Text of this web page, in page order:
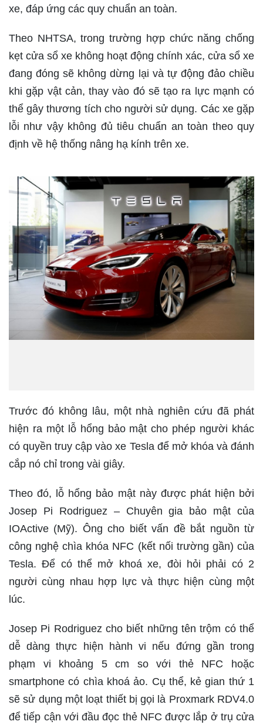
xe, đáp ứng các quy chuẩn an toàn.
Theo NHTSA, trong trường hợp chức năng chống
kẹt cửa sổ xe không hoạt động chính xác, cửa sổ xe
đang đóng sẽ không dừng lại và tự động đảo chiều
khi gặp vật cản, thay vào đó sẽ tạo ra lực mạnh có
thể gây thương tích cho người sử dụng. Các xe gặp
lỗi như vậy không đủ tiêu chuẩn an toàn theo quy
định về hệ thống nâng hạ kính trên xe.
Trước đó không lâu, một nhà nghiên cứu đã phát
hiện ra một lỗ hổng bảo mật cho phép người khác
có quyền truy cập vào xe Tesla để mở khóa và đánh
cắp nó chỉ trong vài giây.
Theo đó, lỗ hổng bảo mật này được phát hiện bởi
Josep Pi Rodriguez – Chuyên gia bảo mật của
IOActive (Mỹ). Ông cho biết vấn đề bắt nguồn từ
công nghệ chìa khóa NFC (kết nối trường gần) của
Tesla. Để có thể mở khoá xe, đòi hỏi phải có 2
người cùng nhau hợp lực và thực hiện cùng một
lúc.
Josep Pi Rodriguez cho biết những tên trộm có thể
dễ dàng thực hiện hành vi nếu đứng gần trong
phạm vi khoảng 5 cm so với thẻ NFC hoặc
smartphone có chìa khoá ảo. Cụ thể, kẻ gian thứ 1
sẽ sử dụng một loạt thiết bị gọi là Proxmark RDV4.0
để tiếp cận với đầu đọc thẻ NFC được lắp ở trụ cửa